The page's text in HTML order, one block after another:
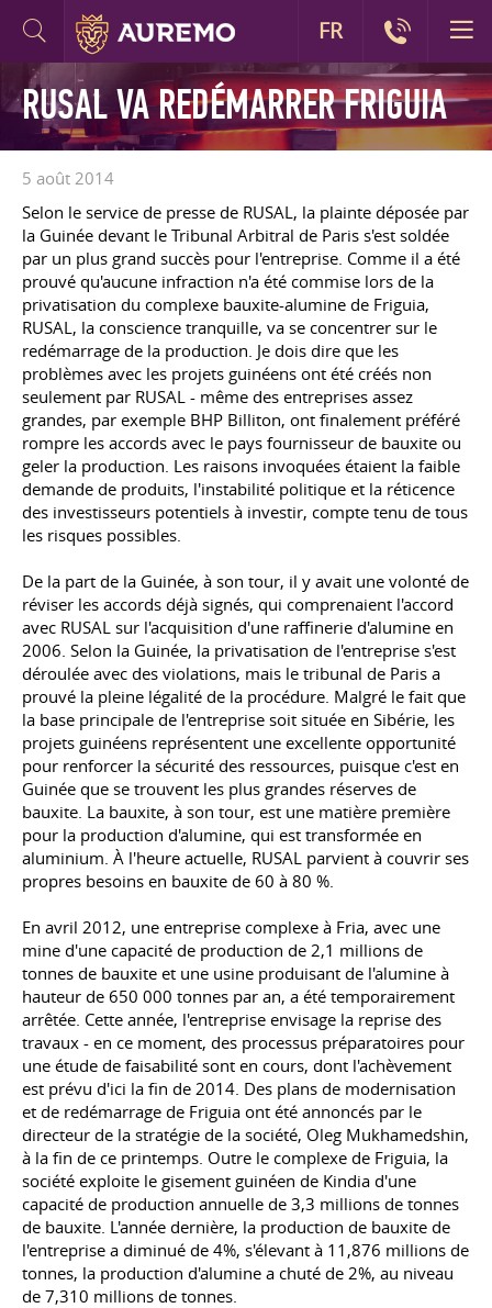
RUSAL VA REDÉMARRER FRIGUIA
5 août 2014
Selon le service de presse de RUSAL, la plainte déposée par
la Guinée devant le Tribunal Arbitral de Paris s'est soldée
par un plus grand succès pour l'entreprise. Comme il a été
prouvé qu'aucune infraction n'a été commise lors de la
privatisation du complexe bauxite-alumine de Friguia,
RUSAL, la conscience tranquille, va se concentrer sur le
redémarrage de la production. Je dois dire que les
problèmes avec les projets guinéens ont été créés non
seulement par RUSAL - même des entreprises assez
grandes, par exemple BHP Billiton, ont finalement préféré
rompre les accords avec le pays fournisseur de bauxite ou
geler la production. Les raisons invoquées étaient la faible
demande de produits, l'instabilité politique et la réticence
des investisseurs potentiels à investir, compte tenu de tous
les risques possibles.
De la part de la Guinée, à son tour, il y avait une volonté de
réviser les accords déjà signés, qui comprenaient l'accord
avec RUSAL sur l'acquisition d'une raffinerie d'alumine en
2006. Selon la Guinée, la privatisation de l'entreprise s'est
déroulée avec des violations, mais le tribunal de Paris a
prouvé la pleine légalité de la procédure. Malgré le fait que
la base principale de l'entreprise soit située en Sibérie, les
projets guinéens représentent une excellente opportunité
pour renforcer la sécurité des ressources, puisque c'est en
Guinée que se trouvent les plus grandes réserves de
bauxite. La bauxite, à son tour, est une matière première
pour la production d'alumine, qui est transformée en
aluminium. À l'heure actuelle, RUSAL parvient à couvrir ses
propres besoins en bauxite de 60 à 80 %.
En avril 2012, une entreprise complexe à Fria, avec une
mine d'une capacité de production de 2,1 millions de
tonnes de bauxite et une usine produisant de l'alumine à
hauteur de 650 000 tonnes par an, a été temporairement
arrêtée. Cette année, l'entreprise envisage la reprise des
travaux - en ce moment, des processus préparatoires pour
une étude de faisabilité sont en cours, dont l'achèvement
est prévu d'ici la fin de 2014. Des plans de modernisation
et de redémarrage de Friguia ont été annoncés par le
directeur de la stratégie de la société, Oleg Mukhamedshin,
à la fin de ce printemps. Outre le complexe de Friguia, la
société exploite le gisement guinéen de Kindia d'une
capacité de production annuelle de 3,3 millions de tonnes
de bauxite. L'année dernière, la production de bauxite de
l'entreprise a diminué de 4%, s'élevant à 11,876 millions de
tonnes, la production d'alumine a chuté de 2%, au niveau
de 7,310 millions de tonnes.
FR